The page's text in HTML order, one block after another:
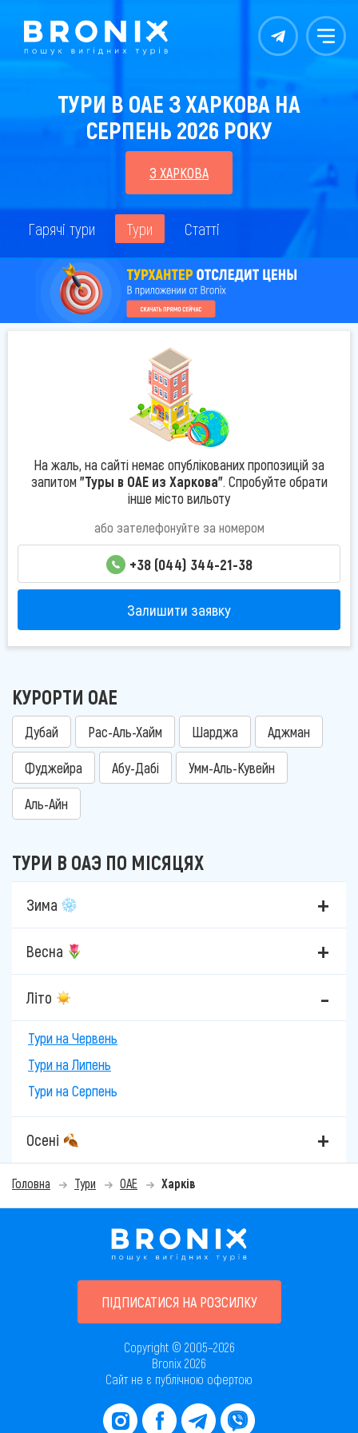
Контакты Меню
ТУРИ В ОАЕ З ХАРКОВА НА
СЕРПЕНЬ 2026 РОКУ
З ХАРКОВА
Гарячі тури Тури Статті
На жаль, на сайті немає опублікованих пропозицій за
запитом "Туры в ОАЕ из Харкова". Спробуйте обрати
інше місто вильоту
або зателефонуйте за номером
+38 (044) 344-21-38
Залишити заявку
КУРОРТИ ОАЕ
Дубай Рас-Аль-Хайм Шарджа Аджман
Фуджейра Абу-Дабі Умм-Аль-Кувейн
Аль-Айн
ТУРИ В ОАЭ ПО МІСЯЦЯХ
Зима
Весна
Літо
Тури на Червень
Тури на Липень
Тури на Серпень
Осені
Головна Тури ОАЕ Харків
ПІДПИСАТИСЯ НА РОЗСИЛКУ
Copyright © 2005–2026
Bronix 2026
Сайт не є публічною офертою